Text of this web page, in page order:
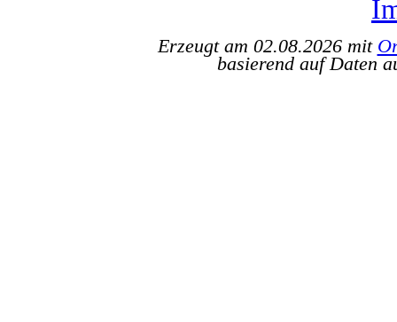
Erzeugt am 02.08.2026 mit
basierend auf Daten